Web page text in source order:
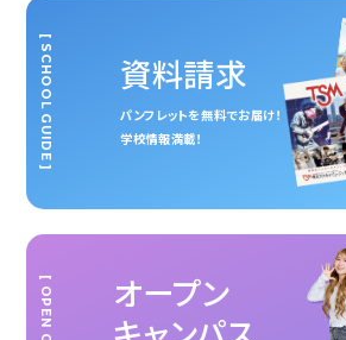
資料請求
パンフレットを無料でお届け！
学校情報満載！
[ SCHOOL GUIDE ]
オープン